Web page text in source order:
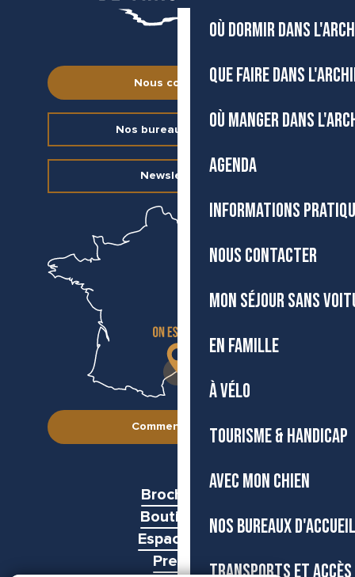
OÙ DORMIR DANS
QUE FAIRE DANS
OÙ MANGER DANS
AGENDA
INFORMATIONS
NOUS CONTACTER
MON SÉJOUR SANS
EN FAMILLE
À VÉLO
TOURISME & HANDICAP
AVEC MON CHIEN
NOS BUREAUX D'ACCUEIL
TRANSPORTS ET ACCÈS
Nous contacter
Nos bureaux d’accueil
Newsletter
Comment venir ?
Brochures
Boutiques
Espace pro
Presse